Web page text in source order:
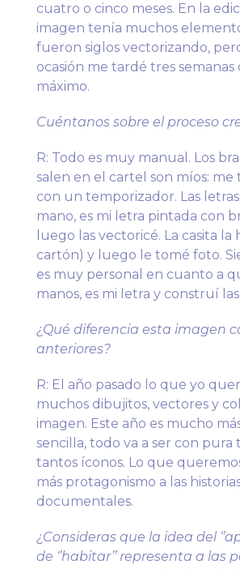
cuatro o cinco meses. En la
imagen tenía muchos
fueron siglos vectorizando,
ocasión me tardé tres semanas
máximo.
Cuéntanos sobre el proceso
R: Todo es muy manual. Los
salen en el cartel son míos: me
con un temporizador. Las letras
mano, es mi letra pintada con
luego las vectoricé. La casita la
cartón) y luego le tomé foto.
es muy personal en cuanto a
manos, es mi letra y construí las
¿Qué diferencia esta imagen
anteriores?
R: El año pasado lo que yo
muchos dibujitos, vectores y
imagen. Este año es mucho
sencilla, todo va a ser con pura
tantos íconos. Lo que
más protagonismo a las
documentales.
¿Consideras que la idea del
de ‘’habitar’’ representa a las